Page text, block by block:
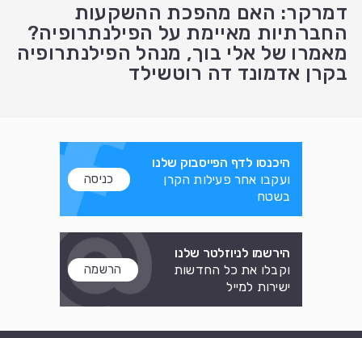
דמרקר: האם מהפכת ההשקעות
החברתיות מאיימת על הפילנתרופיה?
מאמרו של אלי בוך, מנהל הפילנתרופיה
בקרן אדמונד דה רוטשילד
היכנסו לדף הפייסבוק שלנו
ועקבו אחר פעילות הקרן
בשטח
כניסה
הירשמו לניוזלטר שלנו
וקבלו את כל החדשות
ישירות למייל
הרשמה